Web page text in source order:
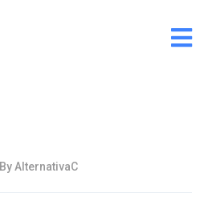
By AlternativaC